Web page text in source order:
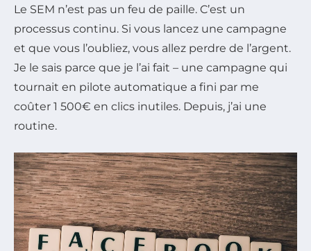
Le SEM n’est pas un feu de paille. C’est un
processus continu. Si vous lancez une campagne
et que vous l’oubliez, vous allez perdre de l’argent.
Je le sais parce que je l’ai fait – une campagne qui
tournait en pilote automatique a fini par me
coûter 1 500€ en clics inutiles. Depuis, j’ai une
routine.